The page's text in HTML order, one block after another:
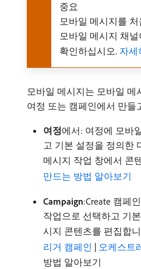
중요
모바일 메시지를
모바일 메시지 채
확인하십시오. 자세
모바일 메시지는 모바일 메
여정 또는 캠페인에서 만들
여정에서: 여정에 모바
고 기본 설정을 정의한
메시지 작업 창에서 콘
만드는 방법 알아보기
Campaign:Create 캠페
작업으로 선택하고 기
시지 콘텐츠를 편집합
리거 캠페인 | 오케스트
방법 알아보기